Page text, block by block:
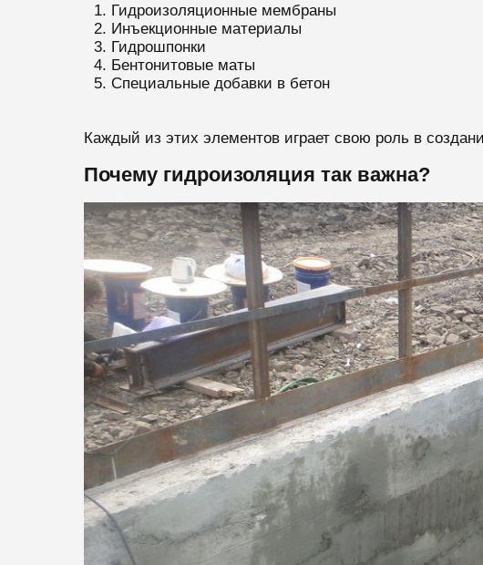
Гидроизоляционные мембраны
Инъекционные материалы
Гидрошпонки
Бентонитовые маты
Специальные добавки в бетон
Каждый из этих элементов играет свою роль в
Почему гидроизоляция так важна?